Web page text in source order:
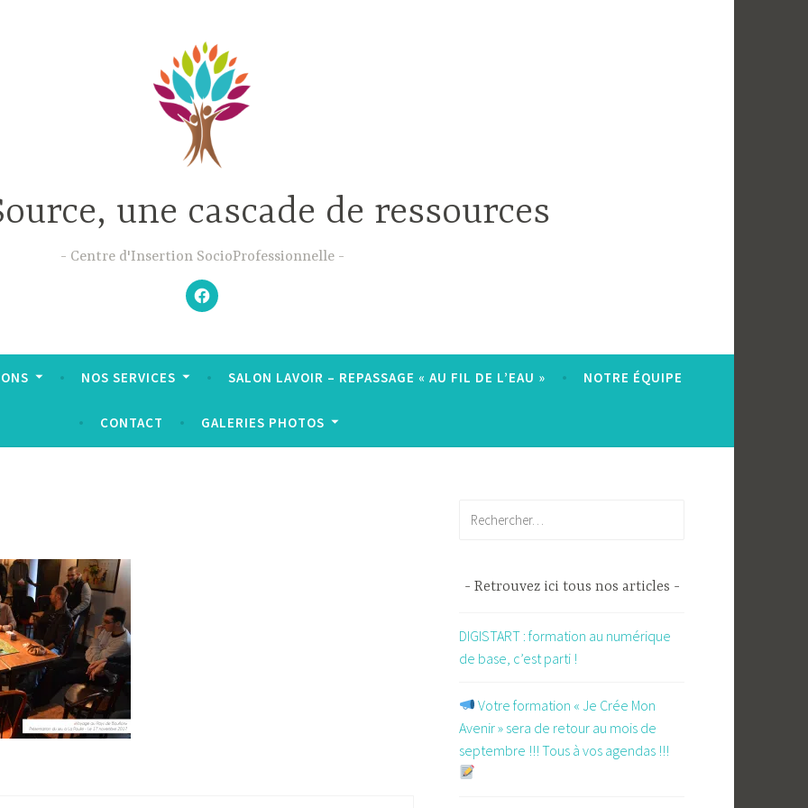
une cascade de ressources
Centre d'Insertion SocioProfessionnelle
–
N’hésitez
pas
à
;-)
–
NOS SERVICES SALON LAVOIR – REPASSAGE « AU FIL DE L’EAU » NOTRE ÉQUIPE
CONTACT GALERIES PHOTOS
Retrouvez ici tous nos articles
DIGISTART : formation au numérique
de base, c’est parti !
​ Votre formation « Je Crée Mon
Avenir » sera de retour au mois de
septembre !!! Tous à vos agendas !!!